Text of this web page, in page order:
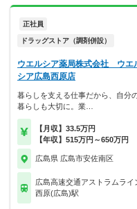
正社員
ドラッグストア（調剤併設）
ウエルシア薬局株式会社 ウエ
シア広島西原店
暮らしを支える仕事だから、自分
暮らしも大切に。業…
【月収】33.5万円
【年収】515万円～650万円
広島県 広島市安佐南区
広島高速交通アストラムライ
西原(広島)駅